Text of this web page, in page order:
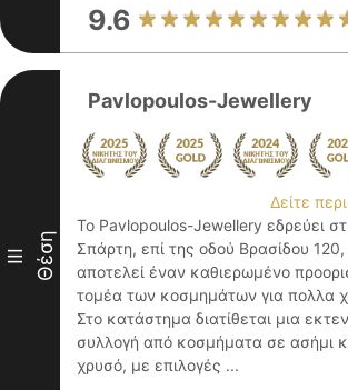
9.6
III Θέση
Pavlopoulos-Jewellery
Δείτε
Το Pavlopoulos-Jewellery εδρεύει
Σπάρτη, επί της οδού Βρασίδου 120,
αποτελεί έναν καθιερωμένο
τομέα των κοσμημάτων για πολλα
Στο κατάστημα διατίθεται μια
συλλογή από κοσμήματα σε ασήμι
χρυσό, με επιλογές ...